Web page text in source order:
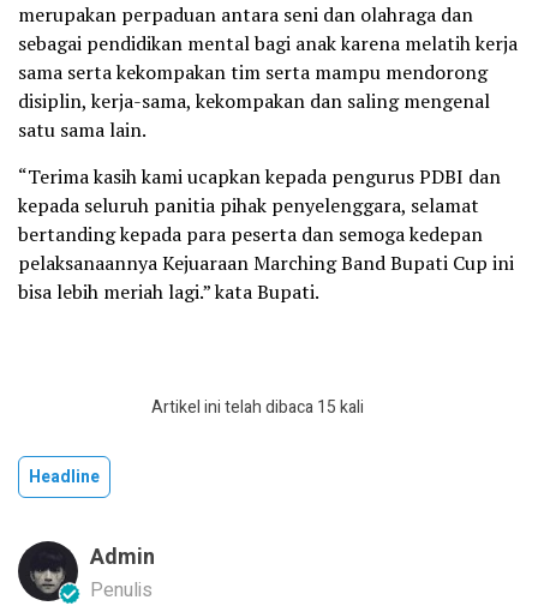
merupakan perpaduan antara seni dan olahraga dan
sebagai pendidikan mental bagi anak karena melatih kerja
sama serta kekompakan tim serta mampu mendorong
disiplin, kerja-sama, kekompakan dan saling mengenal
satu sama lain.
“Terima kasih kami ucapkan kepada pengurus PDBI dan
kepada seluruh panitia pihak penyelenggara, selamat
bertanding kepada para peserta dan semoga kedepan
pelaksanaannya Kejuaraan Marching Band Bupati Cup ini
bisa lebih meriah lagi.” kata Bupati.
Artikel ini telah dibaca 15 kali
Headline
Admin
Penulis